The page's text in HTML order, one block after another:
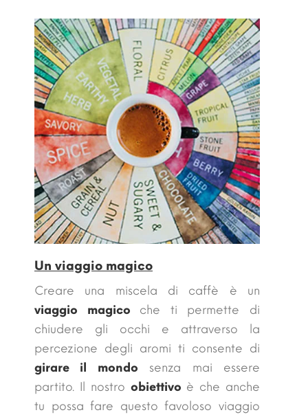
Un viaggio magico
Creare una miscela di caffè è un
viaggio magico che ti permette di
chiudere gli occhi e attraverso la
percezione degli aromi ti consente di
girare il mondo senza mai essere
partito. Il nostro obiettivo è che anche
tu possa fare questofavoloso viaggio